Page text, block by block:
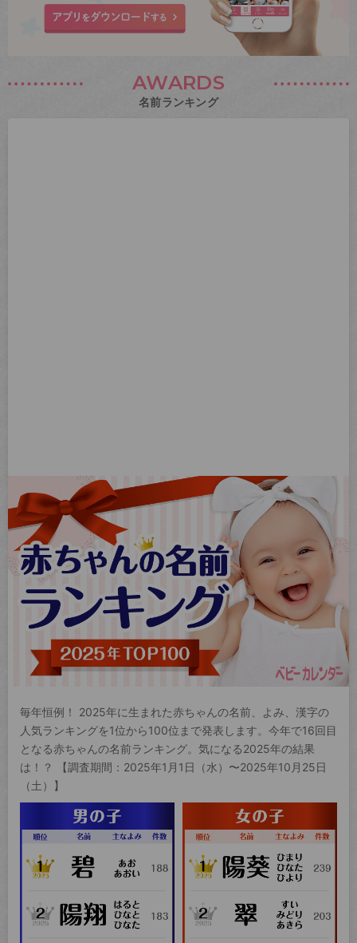
AWARDS
名前ランキング
毎年恒例！ 2025年に生まれた赤ちゃんの名前、よみ、漢字の
人気ランキングを1位から100位まで発表します。今年で16回目
となる赤ちゃんの名前ランキング。気になる2025年の結果
は！？ 【調査期間：2025年1月1日（水）〜2025年10月25日
（土）】